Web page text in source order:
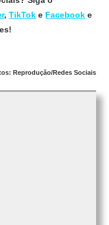
, TikTok e Facebook e
Reprodução/Redes Sociais